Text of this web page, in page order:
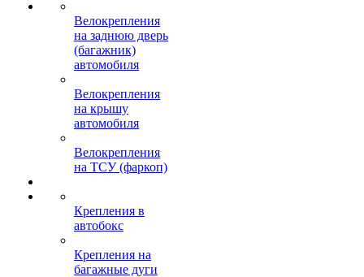
Велокрепления
на заднюю дверь
(багажник)
автомобиля
Велокрепления
на крышу
автомобиля
Велокрепления
на ТСУ (фаркоп)
Крепления в
автобокс
Крепления на
багажные дуги